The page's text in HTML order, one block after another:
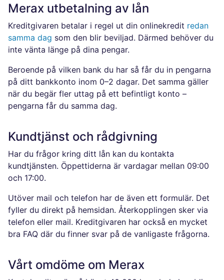
Merax utbetalning av lån
Kreditgivaren betalar i regel ut din onlinekredit redan
samma dag som den blir beviljad. Därmed behöver du
inte vänta länge på dina pengar.
Beroende på vilken bank du har så får du in pengarna
på ditt bankkonto inom 0–2 dagar. Det samma gäller
när du begär fler uttag på ett befintligt konto –
pengarna får du samma dag.
Kundtjänst och rådgivning
Har du frågor kring ditt lån kan du kontakta
kundtjänsten. Öppettiderna är vardagar mellan 09:00
och 17:00.
Utöver mail och telefon har de även ett formulär. Det
fyller du direkt på hemsidan. Återkopplingen sker via
telefon eller mail. Kreditgivaren har också en mycket
bra FAQ där du finner svar på de vanligaste frågorna.
Vårt omdöme om Merax